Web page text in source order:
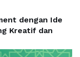
dengan Ide
Kreatif dan